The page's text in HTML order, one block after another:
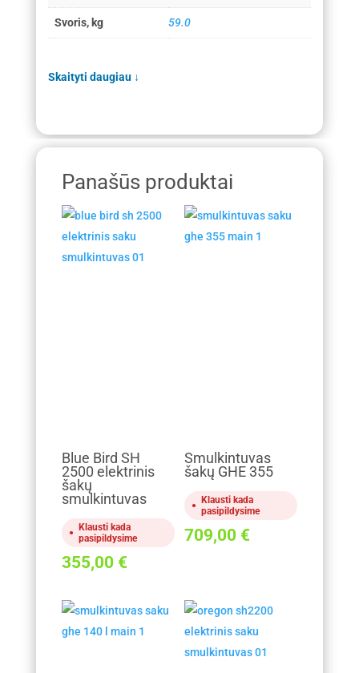
Svoris, kg 59.0
Skaityti daugiau ↓
Panašūs produktai
Blue Bird SH
2500 elektrinis
šakų
smulkintuvas
Klausti kada
pasipildysime
355,00 €
Smulkintuvas
šakų GHE 355
Klausti kada
pasipildysime
709,00 €